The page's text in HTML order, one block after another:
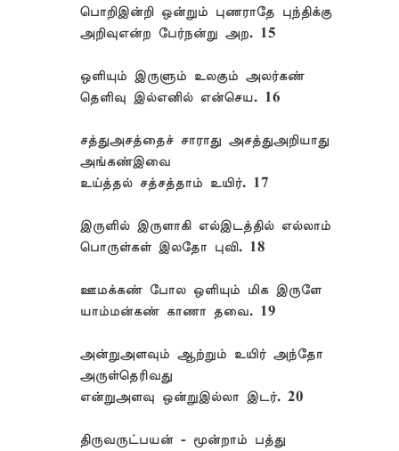
பொறிஇன்றி ஒன்றும் புணராதே புந்திக்கு
அறிவுஎன்ற பேர்நன்று அற. 15
ஒளியும் இருளும் உலகும் அலர்கண்
தெளிவு இல்எனில் என்செய. 16
சத்துஅசத்தைச் சாராது அசத்துஅறியாது
அங்கண்இவை
உய்த்தல் சத்சத்தாம் உயிர். 17
இருளில் இருளாகி எல்இடத்தில் எல்லாம்
பொருள்கள் இலதோ புவி. 18
ஊமக்கண் போல ஒளியும் மிக இருளே
யாம்மன்கண் காணா தவை. 19
அன்றுஅளவும் ஆற்றும் உயிர் அந்தோ
அருள்தெரிவது
என்றுஅளவு ஒன்றுஇல்லா இடர். 20
திருவருட்பயன் - மூன்றாம் பத்து